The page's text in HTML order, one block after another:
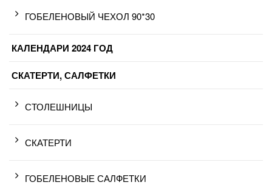
ГОБЕЛЕНОВЫЙ ЧЕХОЛ 90*30
КАЛЕНДАРИ 2024 ГОД
СКАТЕРТИ, САЛФЕТКИ
СТОЛЕШНИЦЫ
СКАТЕРТИ
ГОБЕЛЕНОВЫЕ САЛФЕТКИ